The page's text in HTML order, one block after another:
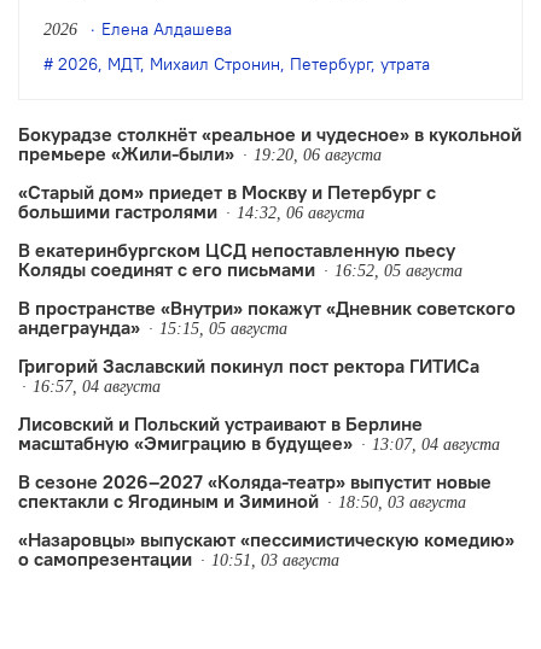
заслуженного деятеля искусств России
Михаила Стронина. О смерти
его близкие.
2026
Елена Алдашева
2026, МДТ, Михаил Стронин, Петербург, утрата
Бокурадзе столкнëт «реальное и чудесное» в кукольной
премьере «Жили-были»
19:20, 06 августа
«Старый дом» приедет в Москву и Петербург с
большими гастролями
14:32, 06 августа
В екатеринбургском ЦСД непоставленную пьесу
Коляды соединят с его письмами
16:52, 05 августа
В пространстве «Внутри» покажут «Дневник советского
андеграунда»
15:15, 05 августа
Григорий Заславский покинул пост ректора ГИТИСа
16:57, 04 августа
Лисовский и Польский устраивают в Берлине
масштабную «Эмиграцию в будущее»
13:07, 04 августа
В сезоне 2026–2027 «Коляда-театр» выпустит новые
спектакли с Ягодиным и Зиминой
18:50, 03 августа
«Назаровцы» выпускают «пессимистическую комедию»
о самопрезентации
10:51, 03 августа